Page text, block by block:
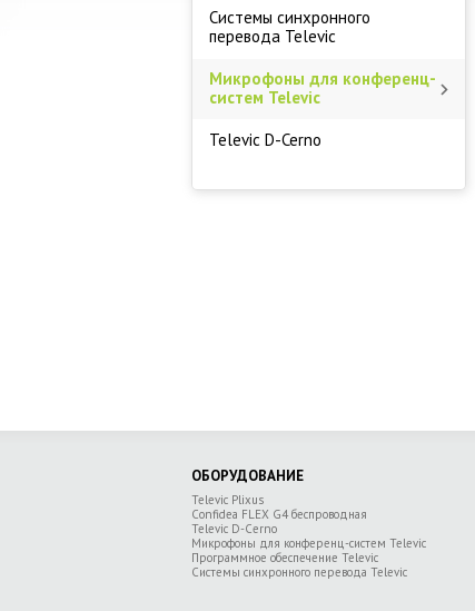
Системы синхронного
перевода Televic
Микрофоны для конференц-
систем Televic
Televic D-Cerno
ОБОРУДОВАНИЕ
Televic Plixus
Confidea FLEX G4 беспроводная
Televic D-Cerno
Микрофоны для конференц-систем Televic
Программное обеспечение Televic
Системы синхронного перевода Televic